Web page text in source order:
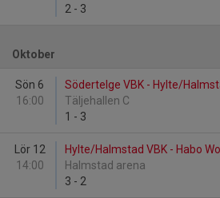
2 - 3
Oktober
Sön 6
16:00
Södertelge VBK - Hylte/
Täljehallen C
1 - 3
Lör 12
14:00
Hylte/Halmstad VBK - Habo
Halmstad arena
3 - 2